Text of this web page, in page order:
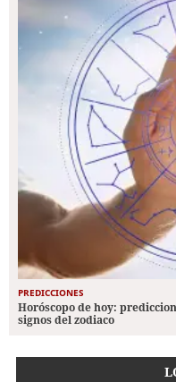
PREDICCIONES
Horóscopo de hoy:
signos del zodiaco